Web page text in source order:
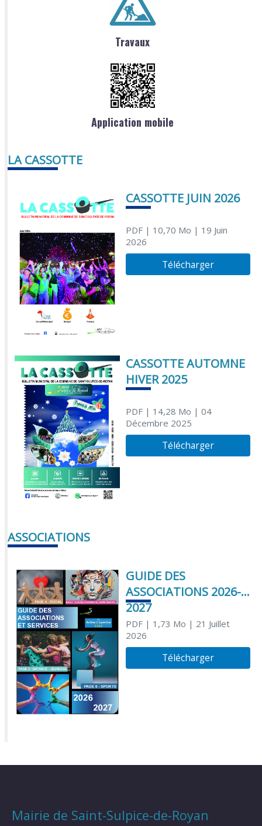
Travaux
Application mobile
LA CASSOTTE
CASSOTTE JUIN 2026
PDF| 10,70 Mo | 19 Juin
2026
Télécharger
CASSOTTE AUTOMNE
HIVER 2025
PDF| 14,28 Mo | 04
Décembre 2025
Télécharger
ASSOCIATIONS
GUIDE DES
ASSOCIATIONS 2026-
2027
PDF| 1,73 Mo | 21 Juillet
2026
Télécharger
Mairie de Saint-Sulpice-de-Royan